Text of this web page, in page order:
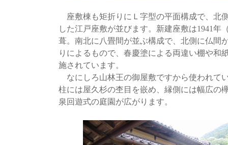
座敷棟も矩折りにＬ字型の平面構成で、北
した江戸座敷が並びます。新建座敷は1941
葺。南北に八畳間が並ぶ構成で、北側に仏間
りによるもので、春慶塗による両違い棚や和
施されています。
なにしろ山林王の御屋敷ですから使われて
柱には屋久杉の杢目を嵌め、縁側には幅広の
泉回遊式の庭園が広がります。